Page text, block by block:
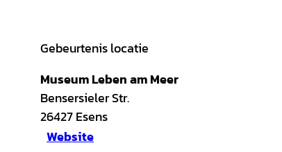
Gebeurtenis locatie
Museum Leben am Meer
Bensersieler Str.
26427Esens
Website